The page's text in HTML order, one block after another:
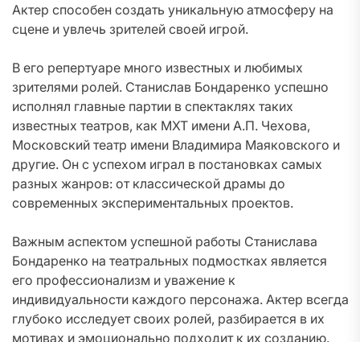
Актер способен создать уникальную атмосферу на
сцене и увлечь зрителей своей игрой.
В его репертуаре много известных и любимых
зрителями ролей. Станислав Бондаренко успешно
исполнял главные партии в спектаклях таких
известных театров, как МХТ имени А.П. Чехова,
Московский театр имени Владимира Маяковского и
другие. Он с успехом играл в постановках самых
разных жанров: от классической драмы до
современных экспериментальных проектов.
Важным аспектом успешной работы Станислава
Бондаренко на театральных подмостках является
его профессионализм и уважение к
индивидуальности каждого персонажа. Актер всегда
глубоко исследует своих ролей, разбирается в их
мотивах и эмоционально подходит к их созданию.